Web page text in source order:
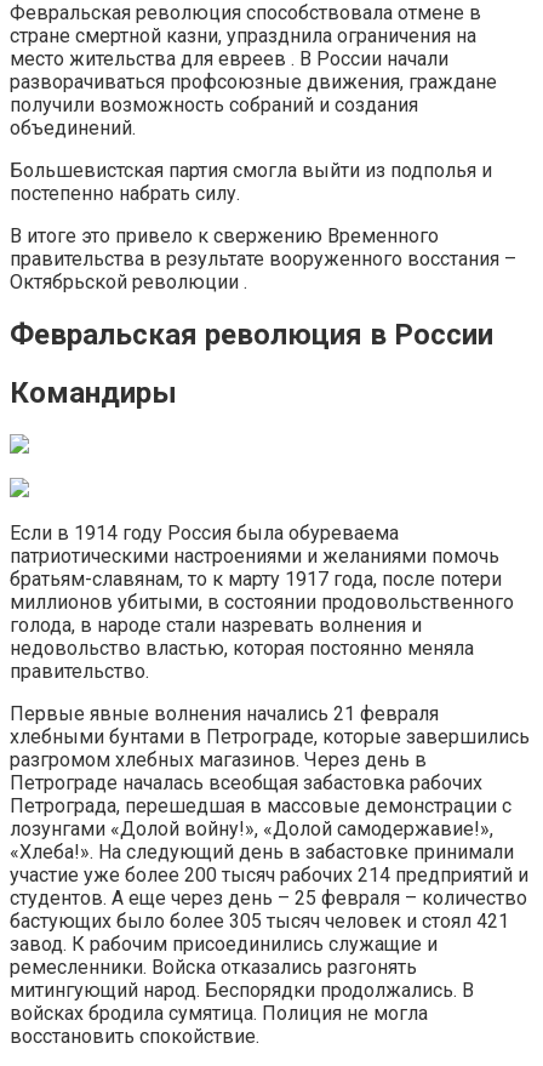
Февральская революция способствовала отмене в
стране смертной казни, упразднила ограничения на
место жительства для евреев . В России начали
разворачиваться профсоюзные движения, граждане
получили возможность собраний и создания
объединений.
Большевистская партия смогла выйти из подполья и
постепенно набрать силу.
В итоге это привело к свержению Временного
правительства в результате вооруженного восстания –
Октябрьской революции .
Февральская революция в России
Командиры
Если в 1914 году Россия была обуреваема
патриотическими настроениями и желаниями помочь
братьям-славянам, то к марту 1917 года, после потери
миллионов убитыми, в состоянии продовольственного
голода, в народе стали назревать волнения и
недовольство властью, которая постоянно меняла
правительство.
Первые явные волнения начались 21 февраля
хлебными бунтами в Петрограде, которые завершились
разгромом хлебных магазинов. Через день в
Петрограде началась всеобщая забастовка рабочих
Петрограда, перешедшая в массовые демонстрации с
лозунгами «Долой войну!», «Долой самодержавие!»,
«Хлеба!». На следующий день в забастовке принимали
участие уже более 200 тысяч рабочих 214 предприятий и
студентов. А еще через день – 25 февраля – количество
бастующих было более 305 тысяч человек и стоял 421
завод. К рабочим присоединились служащие и
ремесленники. Войска отказались разгонять
митингующий народ. Беспорядки продолжались. В
войсках бродила сумятица. Полиция не могла
восстановить спокойствие.